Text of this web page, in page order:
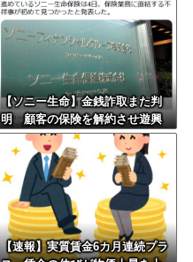
メ悲鳴も
【ソニー生命】金銭詐取また判
明 顧客の保険を解約させ遊興
費などに
【速報】実質賃金6カ月連続プラ